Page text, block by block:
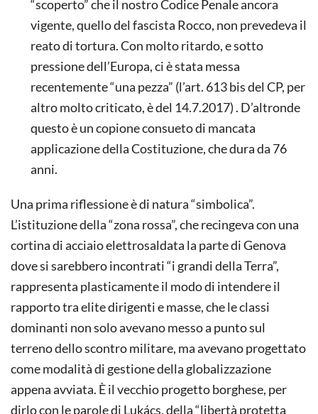
“scoperto” che il nostro Codice Penale ancora
vigente, quello del fascista Rocco, non prevedeva il
reato di tortura. Con molto ritardo, e sotto
pressione dell’Europa, ci è stata messa
recentemente “una pezza” (l’art. 613 bis del CP, per
altro molto criticato, è del 14.7.2017) . D’altronde
questo è un copione consueto di mancata
applicazione della Costituzione, che dura da 76
anni.
Una prima riflessione è di natura “simbolica”.
L’istituzione della “zona rossa”, che recingeva con una
cortina di acciaio elettrosaldata la parte di Genova
dove si sarebbero incontrati “i grandi della Terra”,
rappresenta plasticamente il modo di intendere il
rapporto tra elite dirigenti e masse, che le classi
dominanti non solo avevano messo a punto sul
terreno dello scontro militare, ma avevano progettato
come modalità di gestione della globalizzazione
appena avviata. È il vecchio progetto borghese, per
dirlo con le parole di Lukács, della “libertà protetta